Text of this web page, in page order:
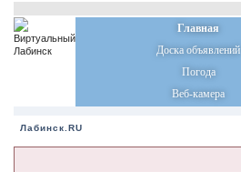
Главная
Доска объявлений
Погода
Веб-камера
Лабинск.RU